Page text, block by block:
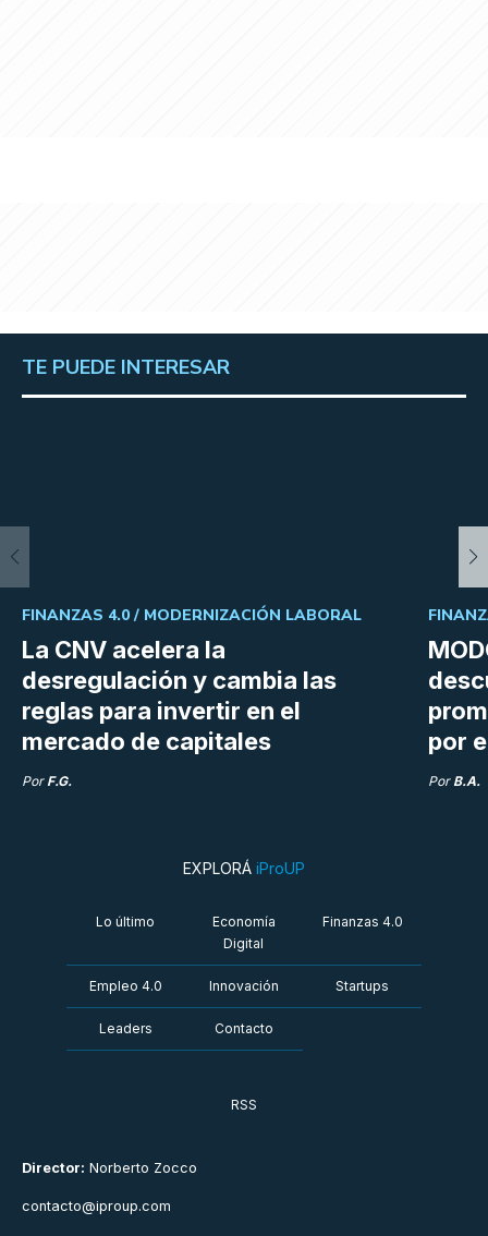
TE PUEDE INTERESAR
La CNV acelera la
desregulación y cambia las
reglas para invertir en el
mercado de capitales
FINANZAS 4.0 / MODERNIZACIÓN LABORAL
Por F.G.
por
Por B.A.
Director: Norberto Zocco
contacto@iproup.com
EXPLORÁ iProUP
Lo último
Economía
Digital
Finanzas 4.0
Empleo 4.0 Innovación Startups
Leaders Contacto
RSS